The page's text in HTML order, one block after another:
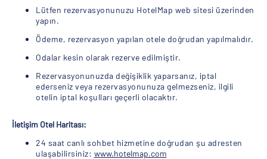
Lütfen rezervasyonunuzu HotelMap web sitesi üzerinden
yapın.
Ödeme, rezervasyon yapılan otele doğrudan yapılmalıdır.
Odalar kesin olarak rezerve edilmiştir.
Rezervasyonunuzda değişiklik yaparsanız, iptal
ederseniz veya rezervasyonunuza gelmezseniz, ilgili
otelin iptal koşulları geçerli olacaktır.
İletişim Otel Haritası:
24 saat canlı sohbet hizmetine doğrudan şu adresten
ulaşabilirsiniz: www.hotelmap.com